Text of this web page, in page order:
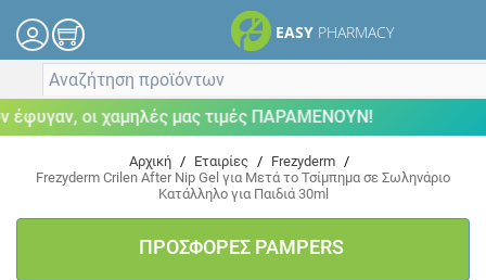
EASY PHARMACY
οι χαμηλές μας τιμές ΠΑΡΑΜΕΝΟΥΝ!
Αρχική / Εταιρίες / Frezyderm /
Frezyderm Crilen After Nip Gel για Μετά το Τσίμπημα σε Σωληνάριο
Κατάλληλο για Παιδιά 30ml
ΠΡΟΣΦΟΡΕΣ PAMPERS